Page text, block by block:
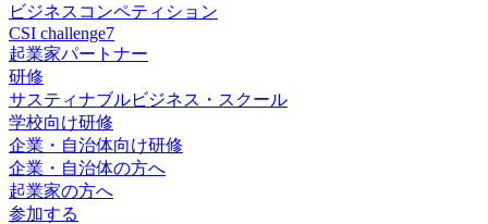
ビジネスコンペティション
CSI challenge7
起業家パートナー
研修
サスティナブルビジネス・スクール
学校向け研修
企業・自治体向け研修
企業・自治体の方へ
起業家の方へ
参加する